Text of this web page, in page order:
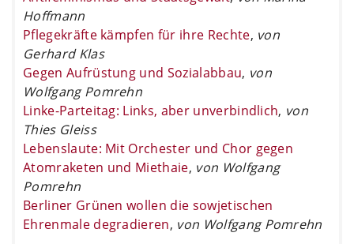
Hoffmann
Pflegekräfte kämpfen für ihre Rechte, von
Gerhard Klas
Gegen Aufrüstung und Sozialabbau, von
Wolfgang Pomrehn
Linke-Parteitag: Links, aber unverbindlich, von
Thies Gleiss
Lebenslaute: Mit Orchester und Chor gegen
Atomraketen und Miethaie, von Wolfgang
Pomrehn
Berliner Grünen wollen die sowjetischen
Ehrenmale degradieren, von Wolfgang Pomrehn